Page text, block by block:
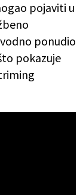
pojaviti u
ponudio
pokazuje